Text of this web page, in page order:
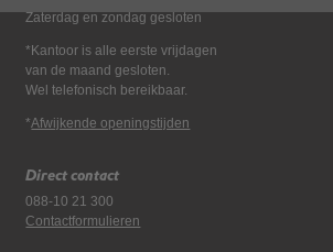
Zaterdag en zondag gesloten
*Kantoor is alle eerste vrijdagen
van de maand gesloten.
Wel telefonisch bereikbaar.
*Afwijkende openingstijden
Direct contact
088-10 21 300
Contactformulieren